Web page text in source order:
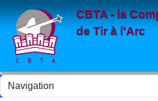
CBTA - la
de Tir à l'Arc
Panneau de gestion des cookies